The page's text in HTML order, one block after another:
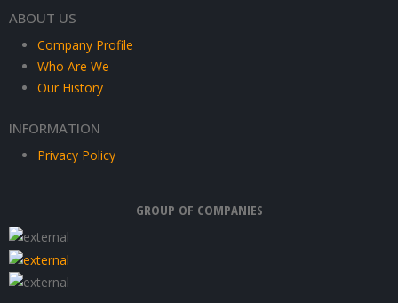
ABOUT US
Company Profile
Who Are We
Our History
INFORMATION
Privacy Policy
GROUP OF COMPANIES